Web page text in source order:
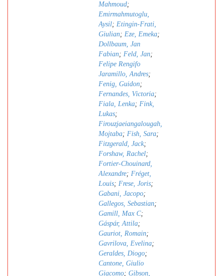
Mahmoud;
Emirmahmutoglu,
Aysil; Etingin-Frati,
Giulian; Eze, Emeka;
Dollbaum, Jan
Fabian; Feld, Jan;
Felipe Rengifo
Jaramillo, Andres;
Fenig, Guidon;
Fernandes, Victoria;
Fiala, Lenka; Fink,
Lukas;
Firouzjaeiangalougah,
Mojtaba; Fish, Sara;
Fitzgerald, Jack;
Forshaw, Rachel;
Fortier-Chouinard,
Alexandre; Fréget,
Louis; Frese, Joris;
Gabani, Jacopo;
Gallegos, Sebastian;
Gamill, Max C;
Gáspár, Attila;
Gauriot, Romain;
Gavrilova, Evelina;
Geraldes, Diogo;
Cantone, Giulio
Giacomo; Gibson,